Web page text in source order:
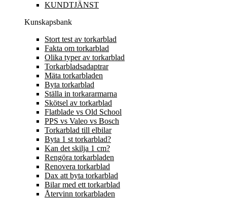
KUNDTJÄNST
Kunskapsbank
Stort test av torkarblad
Fakta om torkarblad
Olika typer av torkarblad
Torkarbladsadaptrar
Mäta torkarbladen
Byta torkarblad
Ställa in torkararmarna
Skötsel av torkarblad
Flatblade vs Old School
PPS vs Valeo vs Bosch
Torkarblad till elbilar
Byta 1 st torkarblad?
Kan det skilja 1 cm?
Rengöra torkarbladen
Renovera torkarblad
Dax att byta torkarblad
Bilar med ett torkarblad
Återvinn torkarbladen